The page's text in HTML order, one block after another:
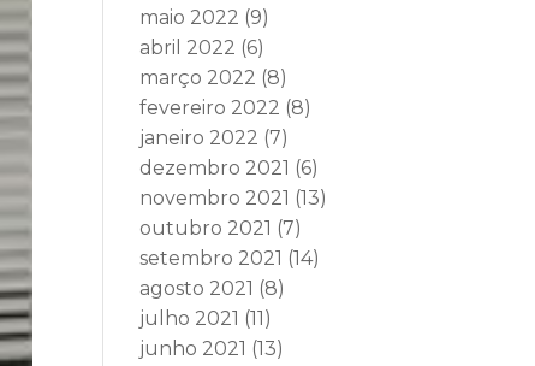
maio 2022 (9)
abril 2022 (6)
março 2022 (8)
fevereiro 2022 (8)
janeiro 2022 (7)
dezembro 2021 (6)
novembro 2021 (13)
outubro 2021 (7)
setembro 2021 (14)
agosto 2021 (8)
julho 2021 (11)
junho 2021 (13)